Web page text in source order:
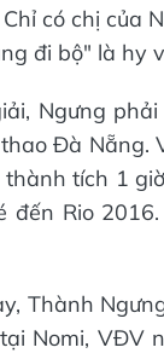
có chị của
đi bộ" là hy
Ngưng
Đà Nẵng.
tích 1
đến Rio
Thành
Nomi, VĐV